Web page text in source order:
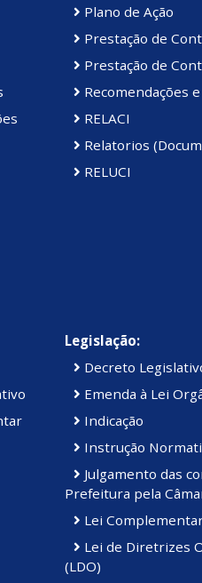
Plano de Ação
Prestação de
Prestação de
Recomendações
RELACI
Relatorios
RELUCI
Legislação:
Decreto
Emenda à Lei
Indicação
Instrução
Julgamento das
Prefeitura pela
Lei
Lei de Diretrizes
(LDO)